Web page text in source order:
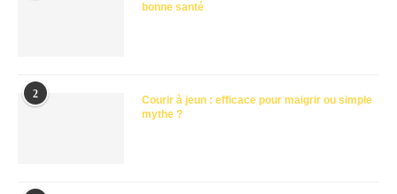
bonne santé
2
Courir à jeun : efficace pour maigrir ou simple
mythe ?